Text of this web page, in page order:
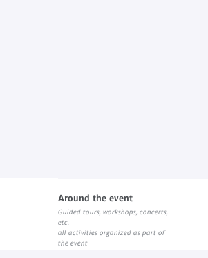
Around the event
Guided tours, workshops, concerts,
etc.
all activities organized as part of
the event